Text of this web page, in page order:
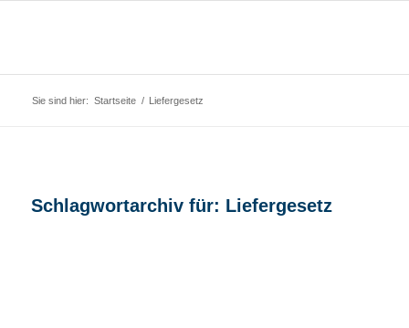
Sie sind hier: Startseite / Liefergesetz
Schlagwortarchiv für: Liefergesetz